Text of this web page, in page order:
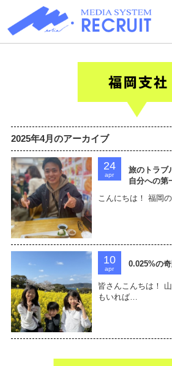
2025年4月のアーカイブ
24
apr
旅のトラブ
自分への第
こんにちは！ 福岡
10
apr
0.025%の
皆さんこんちは！
もいれば…